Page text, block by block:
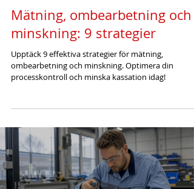
Mätning, ombearbetning och
minskning: 9 strategier
Upptäck 9 effektiva strategier för mätning,
ombearbetning och minskning. Optimera din
processkontroll och minska kassation idag!